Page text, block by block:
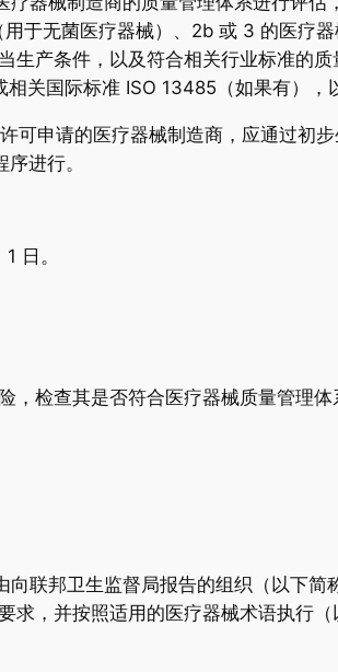
于无菌医疗器械）、2b 或 3 的医疗
产条件，以及符合相关行业标准的
关国际标准 ISO 13485（如果有），
申请的医疗器械制造商，应通过初
进行。
日。
，检查其是否符合医疗器械质量管理
联邦卫生监督局报告的组织（以下简
，并按照适用的医疗器械术语执行（